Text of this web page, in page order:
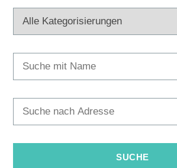
de
info@kastela-info.hr
21216 Kaštel Stari, Hrvatska